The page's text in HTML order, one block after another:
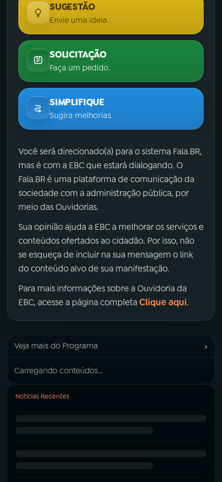
SUGESTÃO
Envie uma ideia.
SOLICITAÇÃO
Faça um pedido.
SIMPLIFIQUE
Sugira melhorias.
Você será direcionado(a) para o sistema Fala.BR,
mas é com a EBC que estará dialogando. O
Fala.BR é uma plataforma de comunicação da
sociedade com a administração pública, por
meio das Ouvidorias.
Sua opinião ajuda a EBC a melhorar os serviços e
conteúdos ofertados ao cidadão. Por isso, não
se esqueça de incluir na sua mensagem o link
do conteúdo alvo de sua manifestação.
Para mais informações sobre a Ouvidoria da
EBC, acesse a página completa Clique aqui.
Veja mais do Programa ›
Carregando conteúdos...
Notícias Recentes